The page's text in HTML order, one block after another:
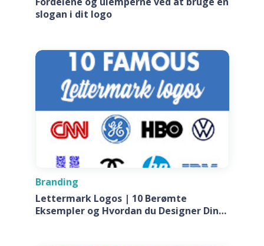
slogan i dit logo
Branding
Lettermark Logos | 10 Berømte
Eksempler og Hvordan du Designer Din